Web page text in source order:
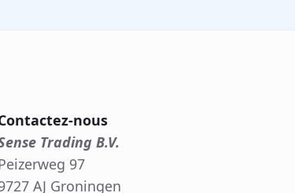
nous
Trading B.V.
97
AJ Groningen